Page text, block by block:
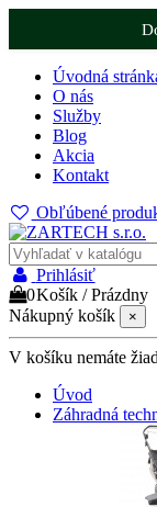
Úvodná
O nás
Služby
Blog
Akcia
Kontakt
Obľúbené
Prihlásiť
0Košík /Prázdny
Nákupný košík
×
V košíku nemáte
Úvod
Záhradná